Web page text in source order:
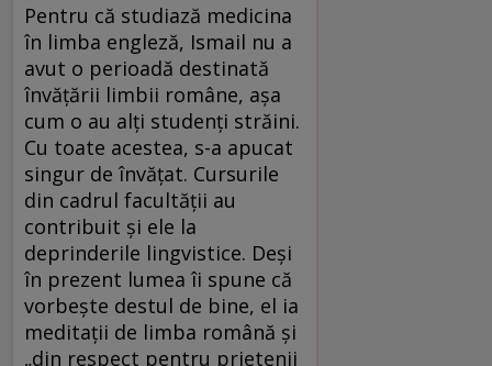
Pentru că studiază medicina
în limba engleză, Ismail nu a
avut o perioadă destinată
învățării limbii române, așa
cum o au alți studenți străini.
Cu toate acestea, s-a apucat
singur de învățat. Cursurile
din cadrul facultății au
contribuit și ele la
deprinderile lingvistice. Deși
în prezent lumea îi spune că
vorbește destul de bine, el ia
meditații de limba română și
„din respect pentru prietenii